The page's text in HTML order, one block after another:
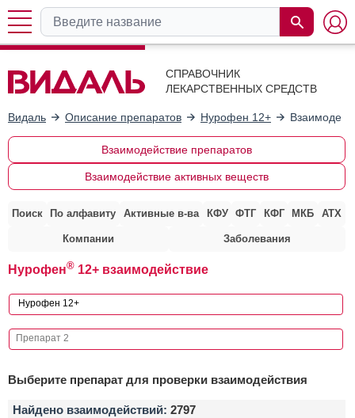
СПРАВОЧНИК
ЛЕКАРСТВЕННЫХ СРЕДСТВ
Видаль Описание препаратов Нурофен 12+
Взаимодействие препаратов
Взаимодействие активных веществ
Поиск По алфавиту Активные в-ва КФУ ФТГ КФГ МКБ АТХ
Компании Заболевания
Нурофен® 12+ взаимодействие
Выберите препарат для проверки взаимодействия
Найдено взаимодействий: 2797